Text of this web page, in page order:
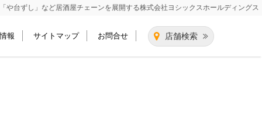
「や台ずし」など居酒屋チェーンを展開する株式会社ヨシックスホールディングス
店舗検索
報 サイトマップ お問合せ